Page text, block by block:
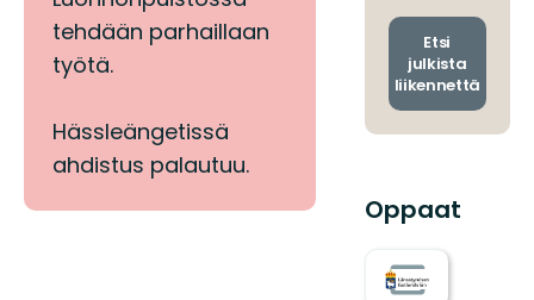
tehdään parhaillaan
työtä.
Hässleängetissä
ahdistus palautuu.
ja
Etsi
julkista
liikennettä
Oppaat